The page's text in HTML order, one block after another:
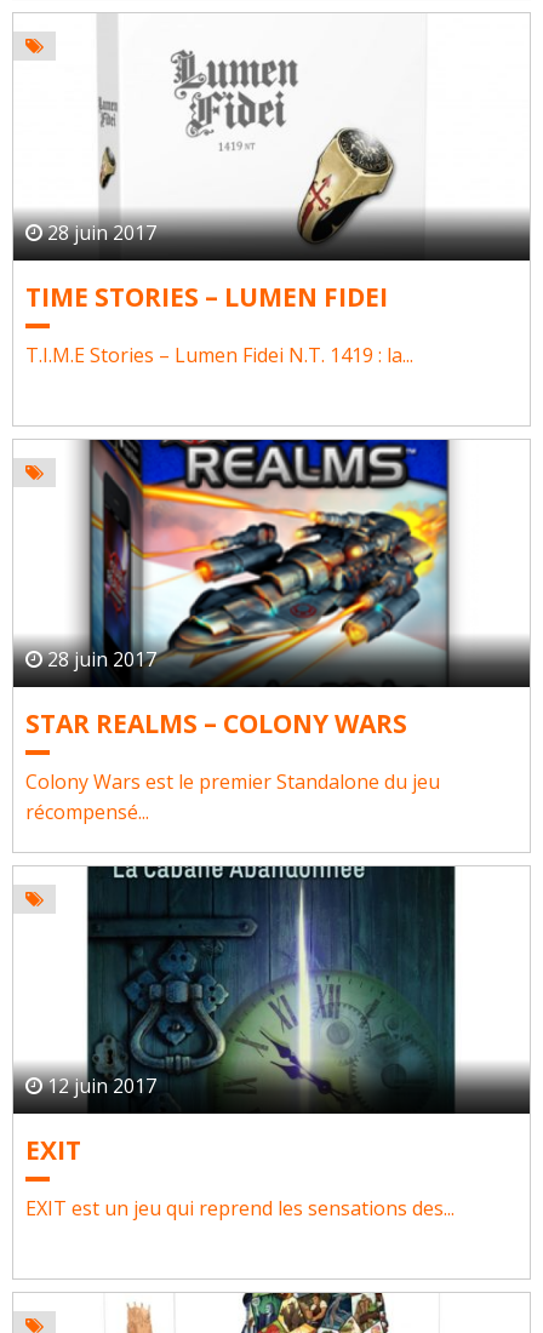
28 juin 2017
TIME STORIES – LUMEN FIDEI
T.I.M.E Stories – Lumen Fidei N.T. 1419 : la...
28 juin 2017
STAR REALMS – COLONY WARS
Colony Wars est le premier Standalone du jeu
récompensé...
12 juin 2017
EXIT
EXIT est un jeu qui reprend les sensations des...